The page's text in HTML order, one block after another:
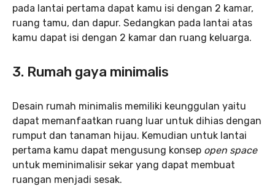
pada lantai pertama dapat kamu isi dengan 2 kamar,
ruang tamu, dan dapur. Sedangkan pada lantai atas
kamu dapat isi dengan 2 kamar dan ruang keluarga.
3. Rumah gaya minimalis
Desain rumah minimalis memiliki keunggulan yaitu
dapat memanfaatkan ruang luar untuk dihias dengan
rumput dan tanaman hijau. Kemudian untuk lantai
pertama kamu dapat mengusung konsep open space
untuk meminimalisir sekar yang dapat membuat
ruangan menjadi sesak.